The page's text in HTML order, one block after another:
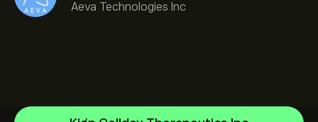
Aeva Technologies Inc
NVIDIA Corporation